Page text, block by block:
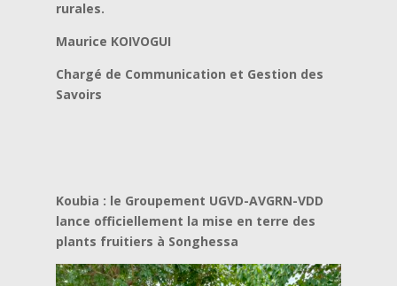
rurales.
Maurice KOIVOGUI
Chargé de Communication et Gestion des
Savoirs
Koubia : le Groupement UGVD-AVGRN-VDD
lance officiellement la mise en terre des
plants fruitiers à Songhessa